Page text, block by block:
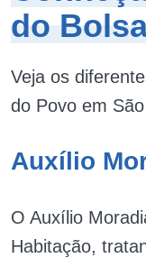
do
Veja os
do Povo em
Auxílio
O Auxílio
Habitação,